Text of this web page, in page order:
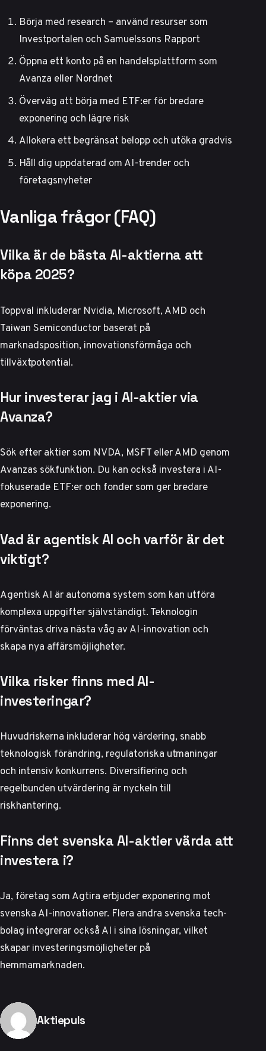
Börja med research – använd resurser som
Investportalen ochSamuelssons Rapport
Öppna ett konto på en handelsplattform som
Avanza eller Nordnet
Överväg att börja med ETF:er för bredare
exponering och lägre risk
Allokera ett begränsat belopp och utöka gradvis
Håll dig uppdaterad om AI-trender och
företagsnyheter
Vanliga frågor (FAQ)
Vilka är de bästa AI-aktierna att
köpa 2025?
Toppval inkluderar Nvidia, Microsoft, AMD och
Taiwan Semiconductor baserat på
marknadsposition, innovationsförmåga och
tillväxtpotential.
Hur investerar jag i AI-aktier via
Avanza?
Sök efter aktier som NVDA, MSFT eller AMD genom
Avanzas sökfunktion. Du kan också investera i AI-
fokuserade ETF:er och fonder som ger bredare
exponering.
Vad är agentisk AI och varför är det
viktigt?
Agentisk AI är autonoma system som kan utföra
komplexa uppgifter självständigt. Teknologin
förväntas driva nästa våg av AI-innovation och
skapa nya affärsmöjligheter.
Vilka risker finns med AI-
investeringar?
Huvudriskerna inkluderar hög värdering, snabb
teknologisk förändring, regulatoriska utmaningar
och intensiv konkurrens. Diversifiering och
regelbunden utvärdering är nyckeln till
riskhantering.
Finns det svenska AI-aktier värda att
investera i?
Ja, företag som Agtira erbjuder exponering mot
svenska AI-innovationer. Flera andra svenska tech-
bolag integrerar också AI i sina lösningar, vilket
skapar investeringsmöjligheter på
hemmamarknaden.
Publicerad av
Aktiepuls